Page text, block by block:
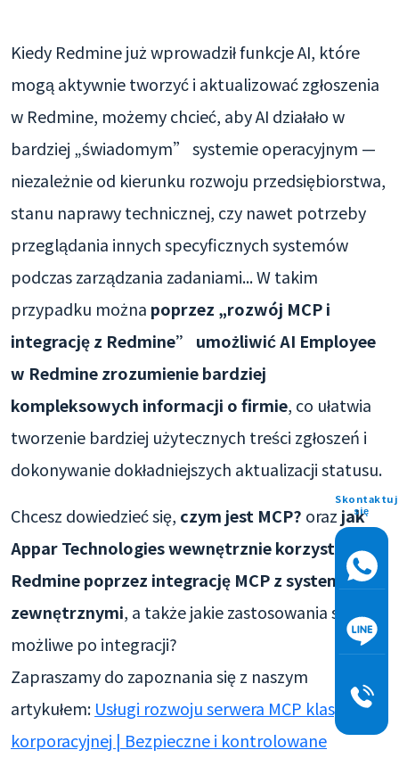
Kiedy Redmine już wprowadził funkcje AI, które
mogą aktywnie tworzyć i aktualizować zgłoszenia
w Redmine, możemy chcieć, aby AI działało w
bardziej „świadomym” systemie operacyjnym —
niezależnie od kierunku rozwoju przedsiębiorstwa,
stanu naprawy technicznej, czy nawet potrzeby
przeglądania innych specyficznych systemów
podczas zarządzania zadaniami... W takim
przypadku można poprzez „rozwój MCP i
integrację z Redmine” umożliwić AI Employee
w Redmine zrozumienie bardziej
kompleksowych informacji o firmie, co ułatwia
tworzenie bardziej użytecznych treści zgłoszeń i
dokonywanie dokładniejszych aktualizacji statusu.
Chcesz dowiedzieć się, czym jest MCP? oraz jak
Appar Technologies wewnętrznie korzysta z
Redmine poprzez integrację MCP z systemami
zewnętrznymi, a także jakie zastosowania są
możliwe po integracji?
Zapraszamy do zapoznania się z naszym
artykułem: Usługi rozwoju serwera MCP klasy
korporacyjnej | Bezpieczne i kontrolowane
Skontaktuj
się